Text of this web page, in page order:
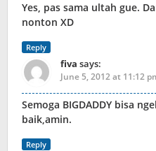
Yes, pas sama ultah gue.
nonton XD
Reply
fiva says:
June 5, 2012 at 11:12
Semoga BIGDADDY bisa
baik,amin.
Reply